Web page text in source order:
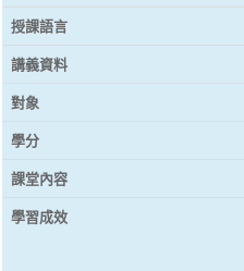
授課語言
講義資料
對象
學分
課堂內容
學習成效